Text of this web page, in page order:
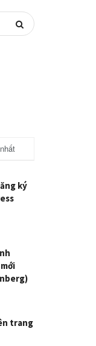
ký
trang